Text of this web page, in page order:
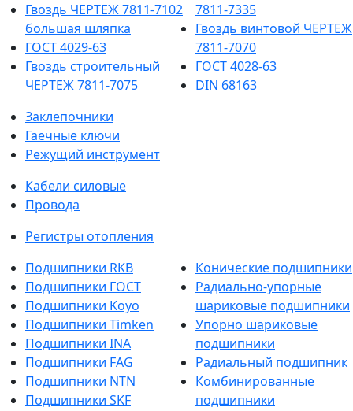
Гвоздь ЧЕРТЕЖ 7811-7102
большая шляпка
ГОСТ 4029-63
Гвоздь строительный
ЧЕРТЕЖ 7811-7075
7811-7335
Гвоздь винтовой ЧЕРТЕЖ
7811-7070
ГОСТ 4028-63
DIN 68163
Заклепочники
Гаечные ключи
Режущий инструмент
Кабели силовые
Провода
Регистры отопления
Подшипники RKB
Подшипники ГОСТ
Подшипники Koyo
Подшипники Timken
Подшипники INA
Подшипники FAG
Подшипники NTN
Подшипники SKF
Конические подшипники
Радиально-упорные
шариковые подшипники
Упорно шариковые
подшипники
Радиальный подшипник
Комбинированные
подшипники